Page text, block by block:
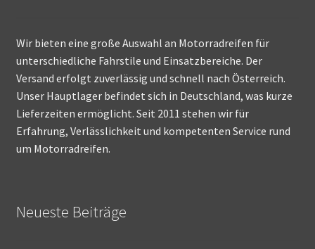
Wir bieten eine große Auswahl an Motorradreifen für
unterschiedliche Fahrstile und Einsatzbereiche. Der
Versand erfolgt zuverlässig und schnell nach Österreich.
Unser Hauptlager befindet sich in Deutschland, was kurze
Lieferzeiten ermöglicht. Seit 2011 stehen wir für
Erfahrung, Verlässlichkeit und kompetenten Service rund
um Motorradreifen.
Neueste Beiträge